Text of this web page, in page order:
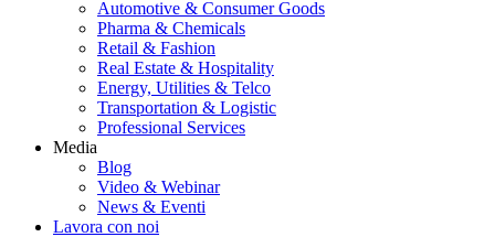
Automotive & Consumer Goods
Pharma & Chemicals
Retail & Fashion
Real Estate & Hospitality
Energy, Utilities & Telco
Transportation & Logistic
Professional Services
Media
Blog
Video & Webinar
News & Eventi
Lavora con noi